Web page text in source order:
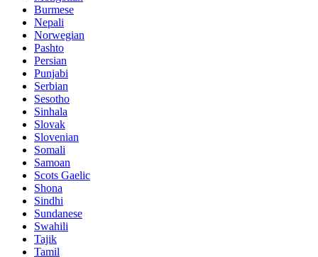
Burmese
Nepali
Norwegian
Pashto
Persian
Punjabi
Serbian
Sesotho
Sinhala
Slovak
Slovenian
Somali
Samoan
Scots Gaelic
Shona
Sindhi
Sundanese
Swahili
Tajik
Tamil